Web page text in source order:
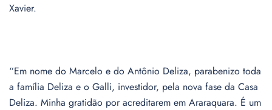
Xavier.
“Em nome do Marcelo e do Antônio Deliza, parabenizo toda
a família Deliza e o Galli, investidor, pela nova fase da Casa
Deliza. Minha gratidão por acreditarem em Araraquara. É um